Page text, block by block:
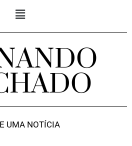
UMA NOTÍCIA